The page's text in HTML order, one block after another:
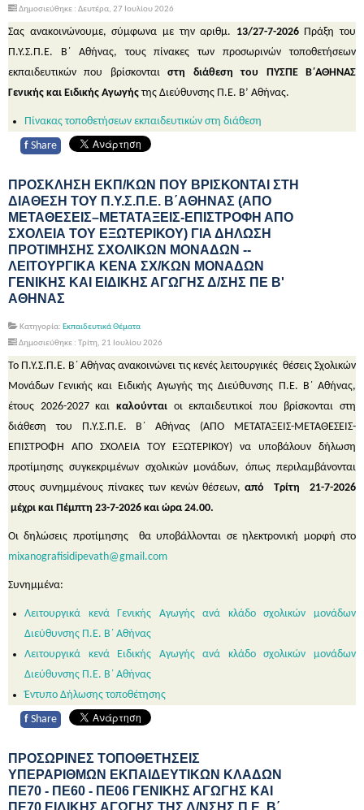
Δημοσιεύθηκε : Δευτέρα, 27 Ιουλίου 2026
Σας ανακοινώνουμε, σύμφωνα με την αριθμ. 13/27-7-2026Πράξη του
Π.Υ.Σ.Π.Ε. Β΄ Αθήνας, τους πίνακες των προσωρινών τοποθετήσεων
εκπαιδευτικών που βρίσκονταιστη διάθεση του ΠΥΣΠΕ Β΄ΑΘΗΝΑΣ
Γενικής και Ειδικής Αγωγήςτης Διεύθυνσης Π.Ε. Β’ Αθήνας.
Πίνακας τοποθετήσεων εκπαιδευτικών στη διάθεση
f Share
ΠΡΟΣΚΛΗΣΗ ΕΚΠ/ΚΩΝ ΠΟΥ ΒΡΙΣΚΟΝΤΑΙ ΣΤΗ
ΔΙΑΘΕΣΗ ΤΟΥ Π.Υ.Σ.Π.Ε. Β΄ΑΘΗΝΑΣ (ΑΠΟ
ΜΕΤΑΘΕΣΕΙΣ–ΜΕΤΑΤΑΞΕΙΣ-ΕΠΙΣΤΡΟΦΗ ΑΠΟ
ΣΧΟΛΕΙΑ ΤΟΥ ΕΞΩΤΕΡΙΚΟΥ) ΓΙΑ ΔΗΛΩΣΗ
ΠΡΟΤΙΜΗΣΗΣ ΣΧΟΛΙΚΩΝ ΜΟΝΑΔΩΝ --
ΛΕΙΤΟΥΡΓΙΚΑ ΚΕΝΑ ΣΧ/ΚΩΝ ΜΟΝΑΔΩΝ
ΓΕΝΙΚΗΣ ΚΑΙ ΕΙΔΙΚΗΣ ΑΓΩΓΗΣ Δ/ΣΗΣ ΠΕ Β'
ΑΘΗΝΑΣ
Κατηγορία: Εκπαιδευτικά Θέματα
Δημοσιεύθηκε : Τρίτη, 21 Ιουλίου 2026
Το Π.Υ.Σ.Π.Ε. Β΄ Αθήνας ανακοινώνει τις κενές λειτουργικές θέσεις Σχολικών
Μονάδων Γενικής και Ειδικής Αγωγής της Διεύθυνσης Π.Ε. Β΄ Αθήνας,
έτους 2026-2027 και καλούνται οι εκπαιδευτικοί που βρίσκονται στη
διάθεση του Π.Υ.Σ.Π.Ε. Β΄ Αθήνας (ΑΠΟ ΜΕΤΑΤΑΞΕΙΣ-ΜΕΤΑΘΕΣΕΙΣ-
ΕΠΙΣΤΡΟΦΗ ΑΠΟ ΣΧΟΛΕΙΑ ΤΟΥ ΕΞΩΤΕΡΙΚΟΥ) να υποβάλουν δήλωση
προτίμησης συγκεκριμένων σχολικών μονάδων, όπως περιλαμβάνονται
στους συνημμένους πίνακες των κενών θέσεων,από Τρίτη 21-7-2026
μέχρι και Πέμπτη 23-7-2026 και ώρα 24.00.
Οι δηλώσεις προτίμησης θα υποβάλλονται σε ηλεκτρονική μορφή στο
mixanografisidipevath@gmail.com
Συνημμένα:
Λειτουργικά κενά Γενικής Αγωγής ανά κλάδο σχολικών μονάδων
Διεύθυνσης Π.Ε. Β΄ Αθήνας
Λειτουργικά κενά Ειδικής Αγωγής ανά κλάδο σχολικών μονάδων
Διεύθυνσης Π.Ε. Β΄ Αθήνας
Έντυπο Δήλωσης τοποθέτησης
f Share
ΠΡΟΣΩΡΙΝΕΣ ΤΟΠΟΘΕΤΗΣΕΙΣ
ΥΠΕΡΑΡΙΘΜΩΝ ΕΚΠΑΙΔΕΥΤΙΚΩΝ ΚΛΑΔΩΝ
ΠΕ70 - ΠΕ60 - ΠΕ06 ΓΕΝΙΚΗΣ ΑΓΩΓΗΣ ΚΑΙ
ΠΕ70 ΕΙΔΙΚΗΣ ΑΓΩΓΗΣ ΤΗΣ Δ/ΝΣΗΣ Π.Ε. Β΄